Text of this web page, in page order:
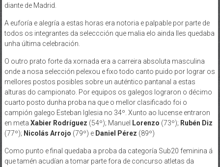
diante de Madrid.
A euforía e alegría a estas horas era notoria e palpable por parte de
todos os integrantes da seleccción que malia elo ainda lles quedaba
unha última celebración.
O outro prato forte da xornada era a carreira absoluta masculina
onde a nosa selección pelexou e fixo todo canto puido por lograr os
mellores postos posibles sobre un auténtico pantanal a estas
alturas do campionato. Por equipos os galegos lograron o décimo
cuarto posto dunha proba na que o mellor clasificado foi o
campión galego Esteban Iglesia no 34º. Xunto ao lucense entraron
en meta Xabier Rodríguez (54º); Manuel Lorenzo (73º); Rubén Diz
(77º); Nicolás Arrojo (79º) e Daniel Pérez (89º)
Como punto e final quedaba a proba da categoría Sub20 feminina á
que tamén acudían a tomar parte fora de concurso atletas da